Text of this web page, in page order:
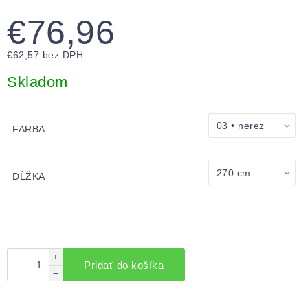
€76,96
€62,57 bez DPH
cena:
Skladom
FARBA
DĹŽKA
+
−
Pridať do košíka